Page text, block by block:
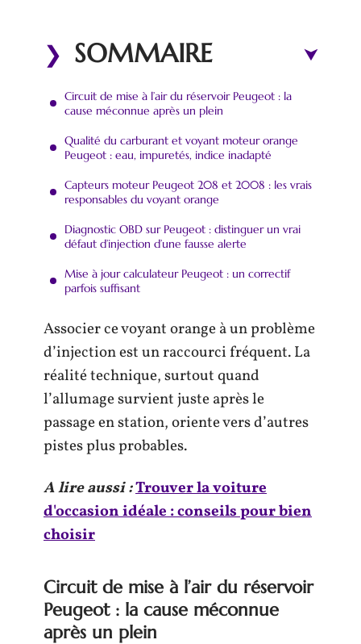
SOMMAIRE
Circuit de mise à l’air du réservoir Peugeot : la
cause méconnue après un plein
Qualité du carburant et voyant moteur orange
Peugeot : eau, impuretés, indice inadapté
Capteurs moteur Peugeot 208 et 2008 : les vrais
responsables du voyant orange
Diagnostic OBD sur Peugeot : distinguer un vrai
défaut d’injection d’une fausse alerte
Mise à jour calculateur Peugeot : un correctif
parfois suffisant
Associer ce voyant orange à un problème
d’injection est un raccourci fréquent. La
réalité technique, surtout quand
l’allumage survient juste après le
passage en station, oriente vers d’autres
pistes plus probables.
A lire aussi :Trouver la voiture
d'occasion idéale : conseils pour bien
choisir
Circuit de mise à l’air du réservoir
Peugeot : la cause méconnue
après un plein